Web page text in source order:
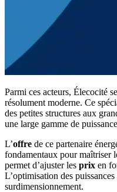
Parmi ces acteurs, Élecocité
résolument moderne. Ce
des petites structures aux
une large gamme de
L’offre de ce partenaire
fondamentaux pour maîtriser
permet d’ajuster les prix en
L’optimisation des
surdimensionnement.